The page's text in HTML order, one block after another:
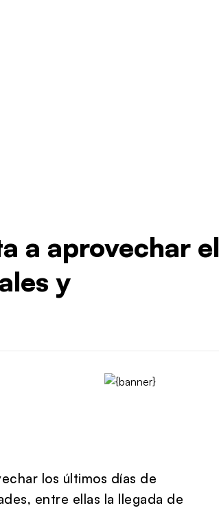
a aprovechar el
y
los últimos días de
entre ellas la llegada de